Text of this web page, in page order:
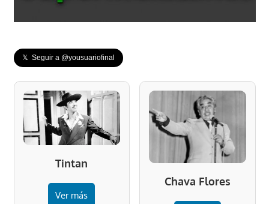
𝕏 Seguir a @yousuariofinal
Tintan
Ver más
Chava Flores